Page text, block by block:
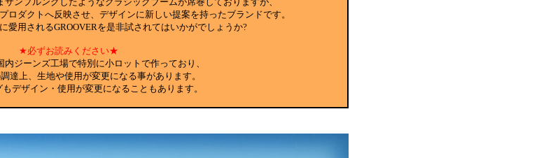
ロダクトへ反映させ、デザインに新しい提案を持ったブランドです。
愛用されるGROOVERを是非試されてはいかがでしょうか?
★必ずお読みください★
内ジーンズ工場で特別に小ロットで作っており、
達上、生地や使用が変更になる事があります。
デザイン・使用が変更になることもあります。